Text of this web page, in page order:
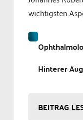
wichtigsten
Hinterer
BEITRAG